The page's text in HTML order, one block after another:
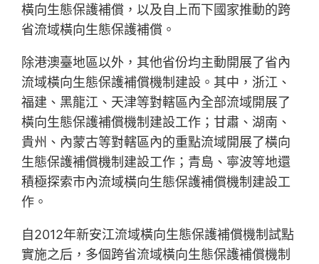
橫向生態保護補償，以及自上而下國家推動的跨
省流域橫向生態保護補償。
除港澳臺地區以外，其他省份均主動開展了省內
流域橫向生態保護補償機制建設。其中，浙江、
福建、黑龍江、天津等對轄區內全部流域開展了
橫向生態保護補償機制建設工作；甘肅、湖南、
貴州、內蒙古等對轄區內的重點流域開展了橫向
生態保護補償機制建設工作；青島、寧波等地還
積極探索市內流域橫向生態保護補償機制建設工
作。
自2012年新安江流域橫向生態保護補償機制試點
實施之后，多個跨省流域橫向生態保護補償機制